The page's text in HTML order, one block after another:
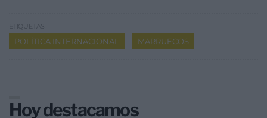
POLÍTICA INTERNACIONAL MARRUECOS
Hoy destacamos